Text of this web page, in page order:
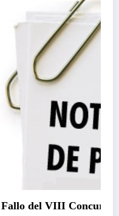
Literario de RELATOS